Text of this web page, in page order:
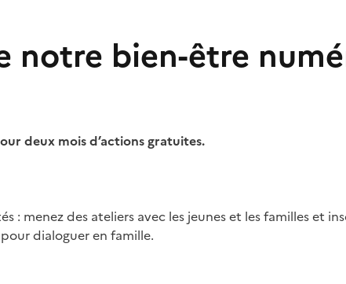
notre bien-être
deux mois d’actions gratuites.
: menez des ateliers avec les jeunes et les familles et
dialoguer en famille.